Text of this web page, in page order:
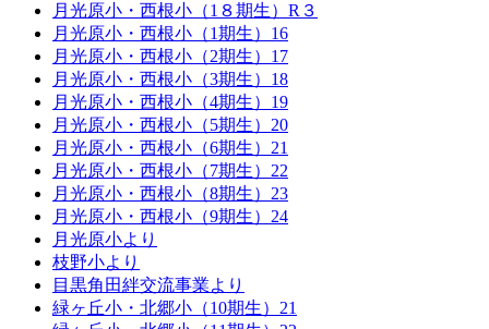
月光原小・西根小（1８期生）R３
月光原小・西根小（1期生）16
月光原小・西根小（2期生）17
月光原小・西根小（3期生）18
月光原小・西根小（4期生）19
月光原小・西根小（5期生）20
月光原小・西根小（6期生）21
月光原小・西根小（7期生）22
月光原小・西根小（8期生）23
月光原小・西根小（9期生）24
月光原小より
枝野小より
目黒角田絆交流事業より
緑ヶ丘小・北郷小（10期生）21